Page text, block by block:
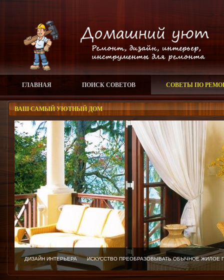
ГЛАВНАЯ ПОИСК СОВЕТОВ СОВЕТЫ ПО
ВАШ САМЫЙ УЮТНЫЙ ДОМ
ДИЗАЙН ИНТЕРЬЕРА ИСКУССТВО ПРЕОБРАЗОВЫВАТЬ ОБЫЧНОЕ